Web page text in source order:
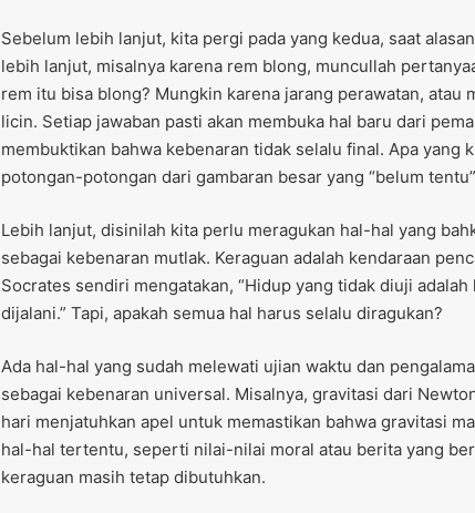
Sebelum lebih lanjut, kita pergi pada yang kedua, saat
lebih lanjut, misalnya karena rem blong, muncullah
rem itu bisa blong? Mungkin karena jarang perawatan, atau
licin. Setiap jawaban pasti akan membuka hal baru dari
membuktikan bahwa kebenaran tidak selalu final. Apa yang
potongan-potongan dari gambaran besar yang “belum
Lebih lanjut, disinilah kita perlu meragukan hal-hal yang
sebagai kebenaran mutlak. Keraguan adalah kendaraan
Socrates sendiri mengatakan, “Hidup yang tidak diuji
dijalani.” Tapi, apakah semua hal harus selalu diragukan?
Ada hal-hal yang sudah melewati ujian waktu dan
sebagai kebenaran universal. Misalnya, gravitasi dari
hari menjatuhkan apel untuk memastikan bahwa gravitasi
hal-hal tertentu, seperti nilai-nilai moral atau berita yang
keraguan masih tetap dibutuhkan.